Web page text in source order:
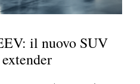
il nuovo SUV